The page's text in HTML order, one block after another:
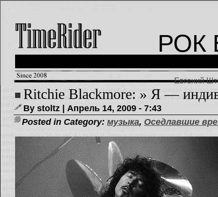
РОК
Евгений
Ritchie Blackmore: » Я —
By stoltz | Апрель 14, 2009 - 7:43
Posted in Category: музыка, Оседлавшие